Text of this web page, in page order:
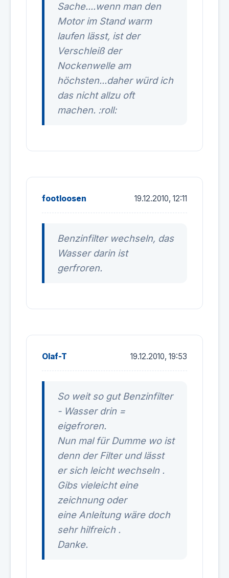
Sache....wenn man den
Motor im Stand warm
laufen lässt, ist der
Verschleiß der
Nockenwelle am
höchsten...daher würd ich
das nicht allzu oft
machen. :roll:
footloosen 19.12.2010, 12:11
Benzinfilter wechseln, das
Wasser darin ist
gerfroren.
Olaf-T 19.12.2010, 19:53
So weit so gut Benzinfilter
- Wasser drin =
eigefroren.
Nun mal für Dumme wo ist
denn der Filter und lässt
er sich leicht wechseln .
Gibs vieleicht eine
zeichnung oder
eine Anleitung wäre doch
sehr hilfreich .
Danke.